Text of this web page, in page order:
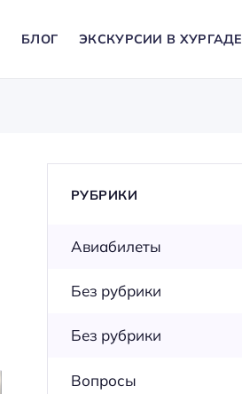
БЛОГ ЭКСКУРСИИ В ХУРГАДЕ
РУБРИКИ
Авиабилеты
Без рубрики
Без рубрики
Вопросы